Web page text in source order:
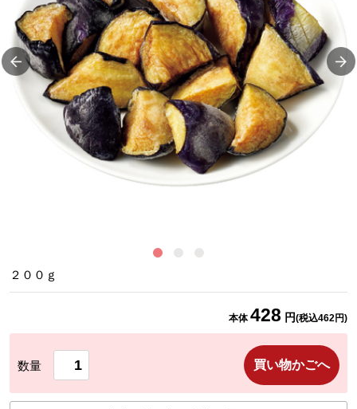
２００ｇ
本体428 円(税込462円)
数量 買い物かごへ